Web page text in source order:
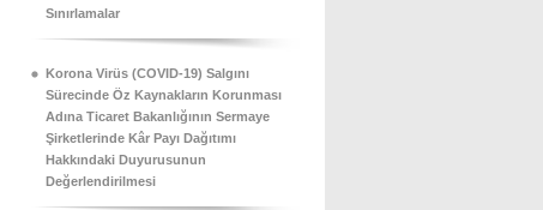
Sınırlamalar
Korona Virüs (COVID-19) Salgını
Sürecinde Öz Kaynakların Korunması
Adına Ticaret Bakanlığının Sermaye
Şirketlerinde Kâr Payı Dağıtımı
Hakkındaki Duyurusunun
Değerlendirilmesi